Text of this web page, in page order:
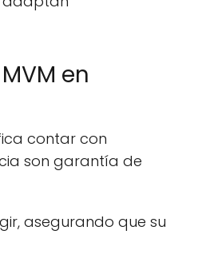
en
contar con
son garantía de
asegurando que su